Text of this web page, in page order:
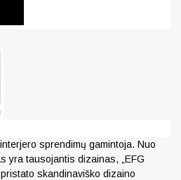
sprendimų gamintoja. Nuo
yra tausojantis dizainas, „EFG
skandinaviško dizaino